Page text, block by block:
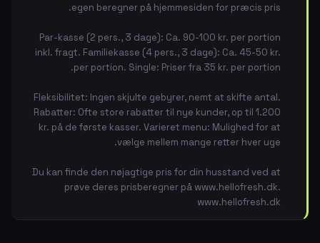
egen beregner på hjemmesiden for præcis pris.
Par-kasse (2 pers., 3 dage): Ca. 90-100 kr. per portion
inkl. fragt. Familiekasse (4 pers., 3 dage): Ca. 45-50 kr.
per portion. Single: Priser fra 35 kr. per portion.
Fleksibilitet: Ingen skjulte gebyrer, nemt at skifte antal.
Rabatter: Ofte store rabatter til nye kunder, op til 1.200
kr. på de første kasser. Varieret menu: Mulighed for at
vælge mellem mange retter hver uge.
Du kan finde den nøjagtige pris for din husstand ved at
prøve deres prisberegner på www.hellofresh.dk.
www.hellofresh.dk